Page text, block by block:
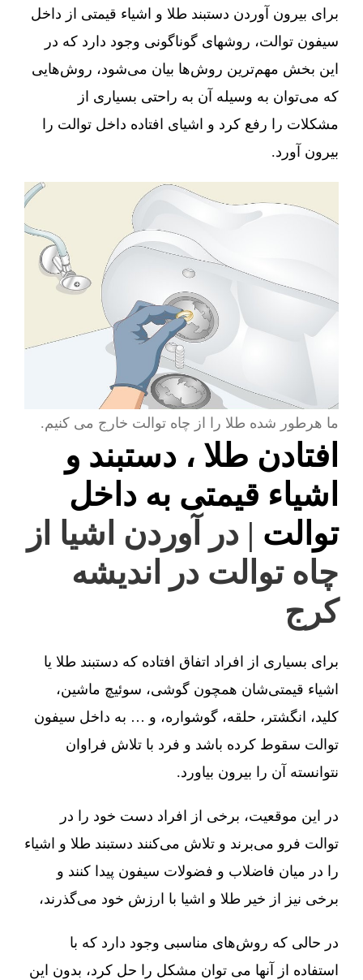
برای بیرون آوردن دستبند طلا و اشیاء قیمتی از داخل
سیفون توالت، روشهای گوناگونی وجود دارد که در
این بخش مهم‌ترین روش‌ها بیان می‌شود، روش‌هایی
که می‌توان به وسیله آن به راحتی بسیاری از
مشکلات را رفع کرد و اشیای افتاده داخل توالت را
بیرون آورد.
ما هرطور شده طلا را از چاه توالت خارج می کنیم.
افتادن طلا ، دستبند و
اشیاء قیمتی به داخل
توالت | در آوردن اشیا از
چاه توالت در اندیشه
کرج
برای بسیاری از افراد اتفاق افتاده که دستبند طلا یا
اشیاء قیمتی‌شان همچون گوشی، سوئیچ ماشین،
کلید، انگشتر، حلقه، گوشواره، و … به داخل سیفون
توالت سقوط کرده باشد و فرد با تلاش فراوان
نتوانسته آن را بیرون بیاورد.
در این موقعیت، برخی از افراد دست خود را در
توالت فرو می‌برند و تلاش می‌کنند دستبند طلا و اشیاء
را در میان فاضلاب و فضولات سیفون پیدا کنند و
برخی نیز از خیر طلا و اشیا با ارزش خود می‌گذرند،
در حالی که روش‌های مناسبی وجود دارد که با
استفاده از آنها می توان مشکل را حل کرد، بدون این